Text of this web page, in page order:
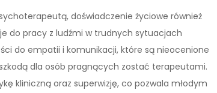
doświadczenie życiowe również
do pracy z ludźmi w trudnych sytuacjach
do empatii i komunikacji, które są nieocenione
dla osób pragnących zostać terapeutami.
kliniczną oraz superwizję, co pozwala młodym